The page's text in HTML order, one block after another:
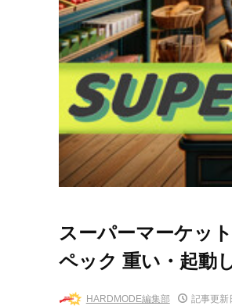
スーパーマーケッ
ペック 重い・起動
HARDMODE編集部 記事更新